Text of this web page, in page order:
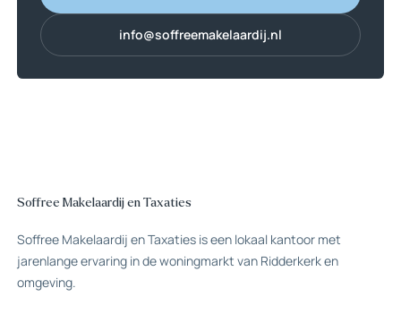
0180 70 12 49
info@soffreemakelaardij.nl
info@soffreemakelaardij.nl
Soffree Makelaardij en Taxaties
Soffree Makelaardij en Taxaties is een lokaal kantoor met
jarenlange ervaring in de woningmarkt van Ridderkerk en
omgeving.